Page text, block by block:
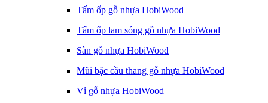
Tấm ốp gỗ nhựa HobiWood
Tấm ốp lam sóng gỗ nhựa HobiWood
Sàn gỗ nhựa HobiWood
Mũi bậc cầu thang gỗ nhựa HobiWood
Vỉ gỗ nhựa HobiWood